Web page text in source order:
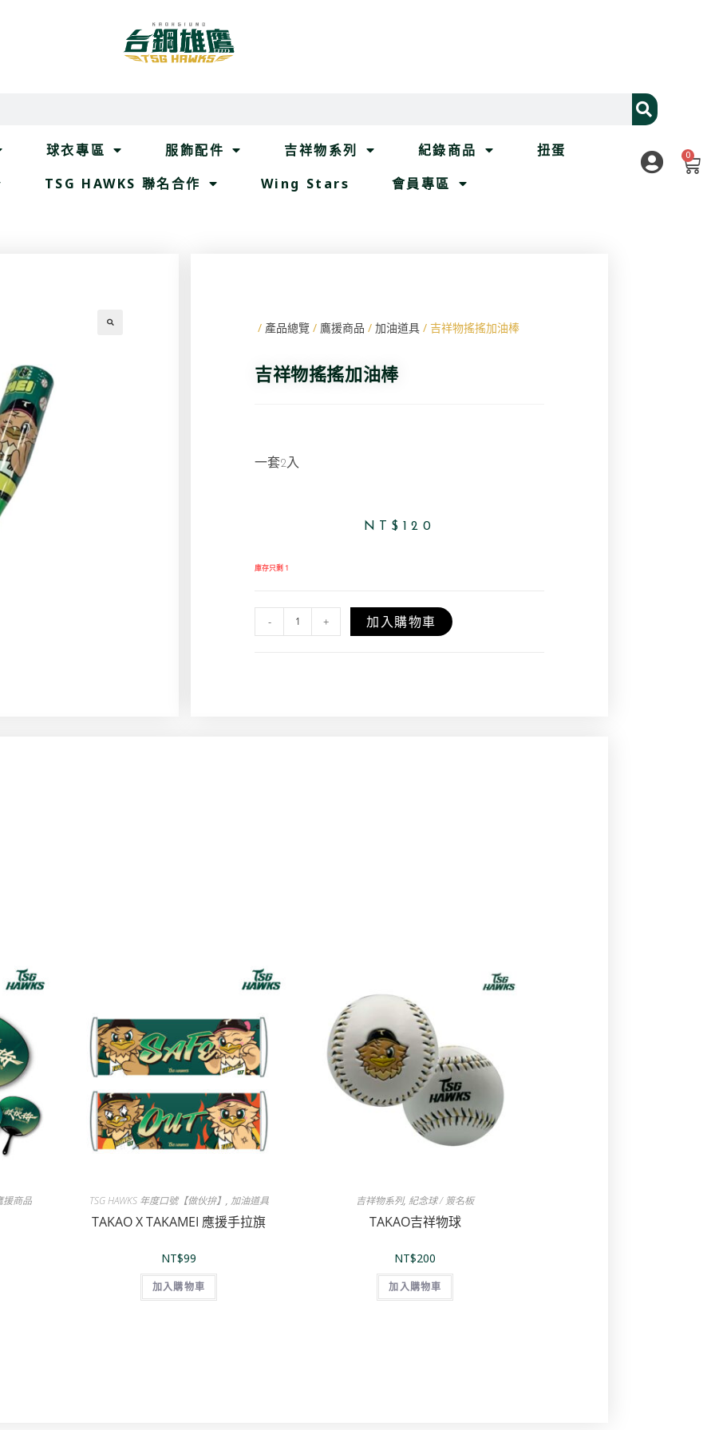
球衣專區 服飾配件 吉祥物系列 紀錄商品
扭蛋
TSG HAWKS 聯名合作
Wing Stars 會員專區
0
/ 產品總覽 / 鷹援商品 / 加油道具 / 吉祥物搖搖加油棒
吉祥物搖搖加油棒
一套2入
NT$ 120
庫存只剩 1
- + 加入購物車
援商品 TSG HAWKS 年度口號【做伙拚】 , 加油道具
TAKAO X TAKAMEI 應援手拉旗
NT$99
加入購物車
吉祥物系列, 紀念球 / 簽名板
TAKAO吉祥物球
NT$200
加入購物車